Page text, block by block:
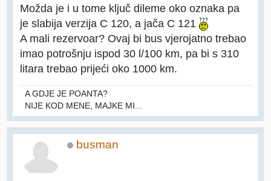
Možda je i u tome ključ dileme oko oznaka pa
je slabija verzija C 120, a jača C 121
A mali rezervoar? Ovaj bi bus vjerojatno trebao
imao potrošnju ispod 30 l/100 km, pa bi s 310
litara trebao prijeći oko 1000 km.
A GDJE JE POANTA?
NIJE KOD MENE, MAJKE MI...
busman